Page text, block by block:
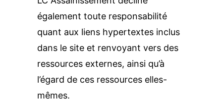
également toute responsabilité
quant aux liens hypertextes inclus
dans le site et renvoyant vers des
ressources externes, ainsi qu’à
l’égard de ces ressources elles-
mêmes.